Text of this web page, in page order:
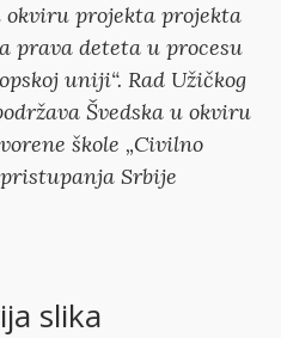
projekta projekta
prava deteta u procesu
uniji“. Rad Užičkog
Švedska u okviru
škole „Civilno
Srbije
slika